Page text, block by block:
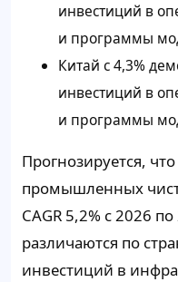
инвестиций в
и программы
Китай с 4,3%
инвестиций в
и программы
Прогнозируется,
промышленных
CAGR 5,2% с 2026
различаются по
инвестиций в